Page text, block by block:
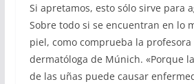
Si apretamos, esto sólo sirve para
Sobre todo si se encuentran en lo
piel, como comprueba la profesora
dermatóloga de Múnich. «Porque
de las uñas puede causar